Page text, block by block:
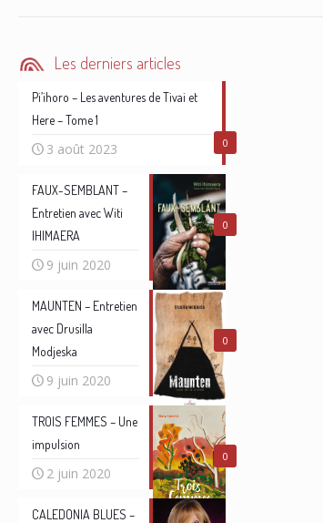
Les derniers articles
0
Pi’ihoro – Les aventures de Tivai et
Here – Tome 1
3 août 2023
0
FAUX-SEMBLANT –
Entretien avec Witi
IHIMAERA
9 juin 2020
0
MAUNTEN – Entretien
avec Drusilla
Modjeska
9 juin 2020
0
TROIS FEMMES – Une
impulsion
2 juin 2020
CALEDONIA BLUES –